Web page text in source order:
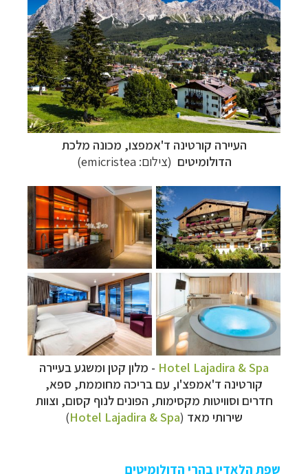
העיירה קורטינה ד'אמפצו, מכונה מלכת
הדולומיטים (צילום: emicristea
)
Hotel Lajadira & Spa - מלון קטן ומשגע בעיירה
קורטינה ד'אמפצ'ו, עם בריכה מחוממת, ספא,
חדרים וסוויטות מקסימות, הפונים לנוף קסום, וצוות
שירותי מאד (
Hotel Lajadira & Spa
)
שפת הלאדין בהרי הדולומיטים